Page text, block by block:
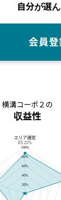
自分が選
会員登
横溝コーポ２の
収益性
横溝コーポ２の収益性
100%
80%
60%
40%
20%
0%
エリア選定
85.20%